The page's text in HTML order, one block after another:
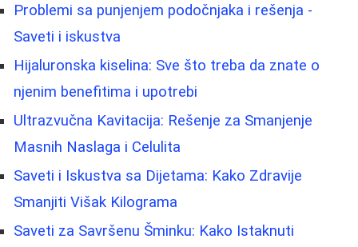
Problemi sa punjenjem podočnjaka i rešenja -
Saveti i iskustva
Hijaluronska kiselina: Sve što treba da znate o
njenim benefitima i upotrebi
Ultrazvučna Kavitacija: Rešenje za Smanjenje
Masnih Naslaga i Celulita
Saveti i Iskustva sa Dijetama: Kako Zdravije
Smanjiti Višak Kilograma
Saveti za Savršenu Šminku: Kako Istaknuti